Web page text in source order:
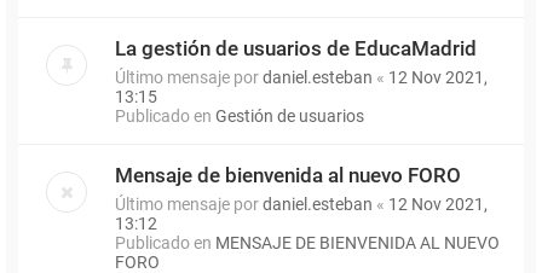
La gestión de usuarios de EducaMadrid
Último mensaje pordaniel.esteban « 12 Nov 2021,
13:15
Publicado en Gestión de usuarios
Mensaje de bienvenida al nuevo FORO
Último mensaje pordaniel.esteban « 12 Nov 2021,
13:12
Publicado en MENSAJE DE BIENVENIDA AL NUEVO
FORO